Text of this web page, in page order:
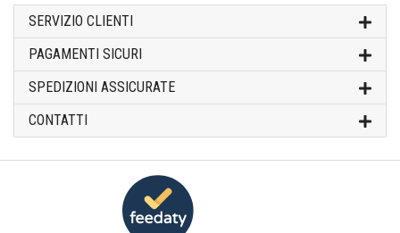
SERVIZIO CLIENTI
PAGAMENTI SICURI
SPEDIZIONI ASSICURATE
CONTATTI